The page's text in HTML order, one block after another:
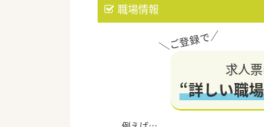
職場情報
求人
“詳しい職